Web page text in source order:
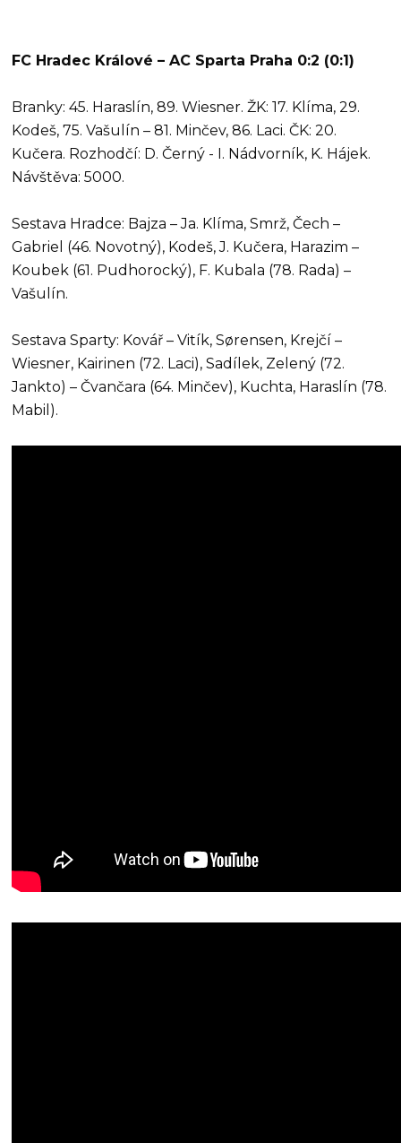
FC Hradec Králové – AC Sparta Praha 0:2 (0:1)
Branky: 45. Haraslín, 89. Wiesner. ŽK: 17. Klíma, 29.
Kodeš, 75. Vašulín – 81. Minčev, 86. Laci. ČK: 20.
Kučera. Rozhodčí: D. Černý - I. Nádvorník, K. Hájek.
Návštěva: 5000.
Sestava Hradce: Bajza – Ja. Klíma, Smrž, Čech –
Gabriel (46. Novotný), Kodeš, J. Kučera, Harazim –
Koubek (61. Pudhorocký), F. Kubala (78. Rada) –
Vašulín.
Sestava Sparty: Kovář – Vitík, Sørensen, Krejčí –
Wiesner, Kairinen (72. Laci), Sadílek, Zelený (72.
Jankto) – Čvančara (64. Minčev), Kuchta, Haraslín (78.
Mabil).